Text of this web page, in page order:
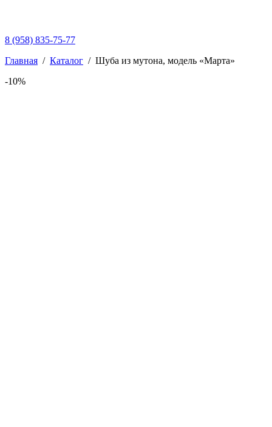
8 (958) 835-75-77
Главная / Каталог / Шуба из мутона, модель «Марта»
-10%